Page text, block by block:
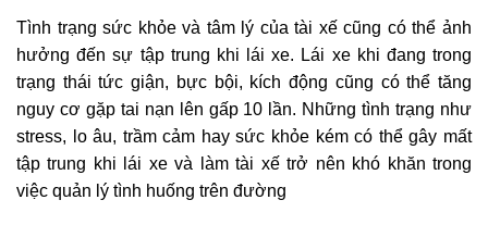
Tình trạng sức khỏe và tâm lý của tài xế cũng có thể ảnh
hưởng đến sự tập trung khi lái xe. Lái xe khi đang trong
trạng thái tức giận, bực bội, kích động cũng có thể tăng
nguy cơ gặp tai nạn lên gấp 10 lần. Những tình trạng như
stress, lo âu, trầm cảm hay sức khỏe kém có thể gây mất
tập trung khi lái xe và làm tài xế trở nên khó khăn trong
việc quản lý tình huống trên đường